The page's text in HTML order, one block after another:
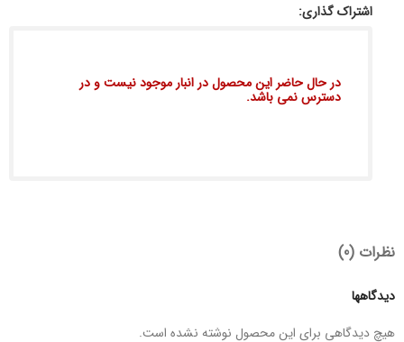
اشتراک گذاری:
در حال حاضر این محصول در انبار موجود نیست و در
دسترس نمی باشد.
نظرات (0)
دیدگاهها
هیچ دیدگاهی برای این محصول نوشته نشده است.